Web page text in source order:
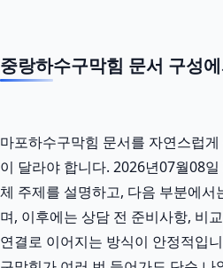
중랑하수구막힘 문서 구성
마포하수구막힘 문서를 자연스럽
이 달라야 합니다. 2026년07월08
체 주제를 설명하고, 다음 부분에
며, 이후에는 상담 전 준비사항, 비
연결로 이어지는 방식이 안정적입